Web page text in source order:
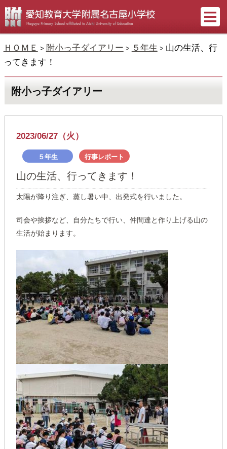
ＨＯＭＥ > 附小っ子ダイアリー > ５年生 > 山の生活、行
ってきます！
附小っ子ダイアリー
2023/06/27（火）
５年生 行事レポート
山の生活、行ってきます！
太陽が降り注ぎ、蒸し暑い中、出発式を行いました。
司会や挨拶など、自分たちで行い、仲間達と作り上げる山の
生活が始まります。